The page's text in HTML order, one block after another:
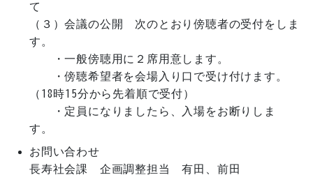
て
（３）会議の公開　次のとおり傍聴者の受付をしま
す。
・一般傍聴用に２席用意します。
・傍聴希望者を会場入り口で受け付けます。
（18時15分から先着順で受付）
・定員になりましたら、入場をお断りしま
お問い合わせ
長寿社会課　企画調整担当　有田、前田